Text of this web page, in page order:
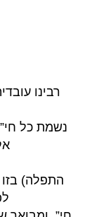
רבינו
התפלה) בזו